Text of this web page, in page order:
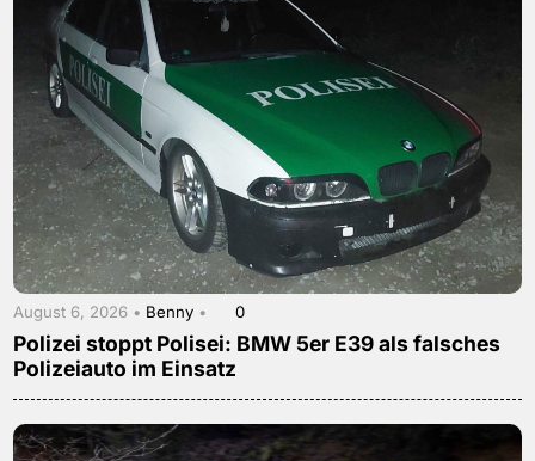
August 6, 2026 • Benny • 0
Polizei stoppt Polisei: BMW 5er E39 als falsches
Polizeiauto im Einsatz